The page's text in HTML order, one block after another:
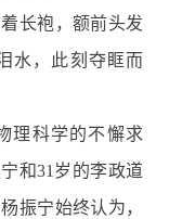
长袍，额前头发
水，此刻夺眶而
理科学的不懈求
和31岁的李政道
振宁始终认为，